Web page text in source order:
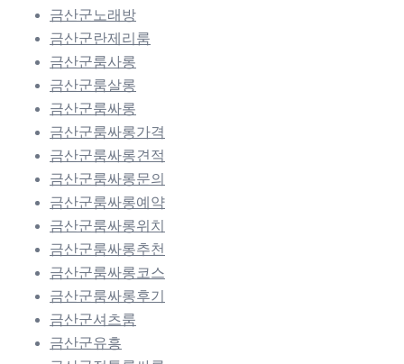
금산군노래방
금산군란제리룸
금산군룸사롱
금산군룸살롱
금산군룸싸롱
금산군룸싸롱가격
금산군룸싸롱견적
금산군룸싸롱문의
금산군룸싸롱예약
금산군룸싸롱위치
금산군룸싸롱추천
금산군룸싸롱코스
금산군룸싸롱후기
금산군셔츠룸
금산군유흥